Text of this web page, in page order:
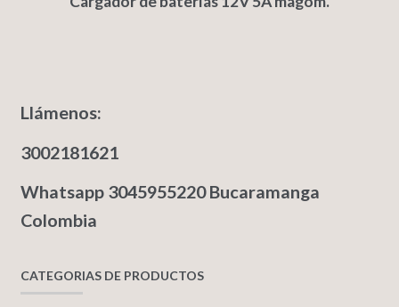
Llámenos:
3002181621
Whatsapp 3045955220 Bucaramanga
Colombia
CATEGORIAS DE PRODUCTOS